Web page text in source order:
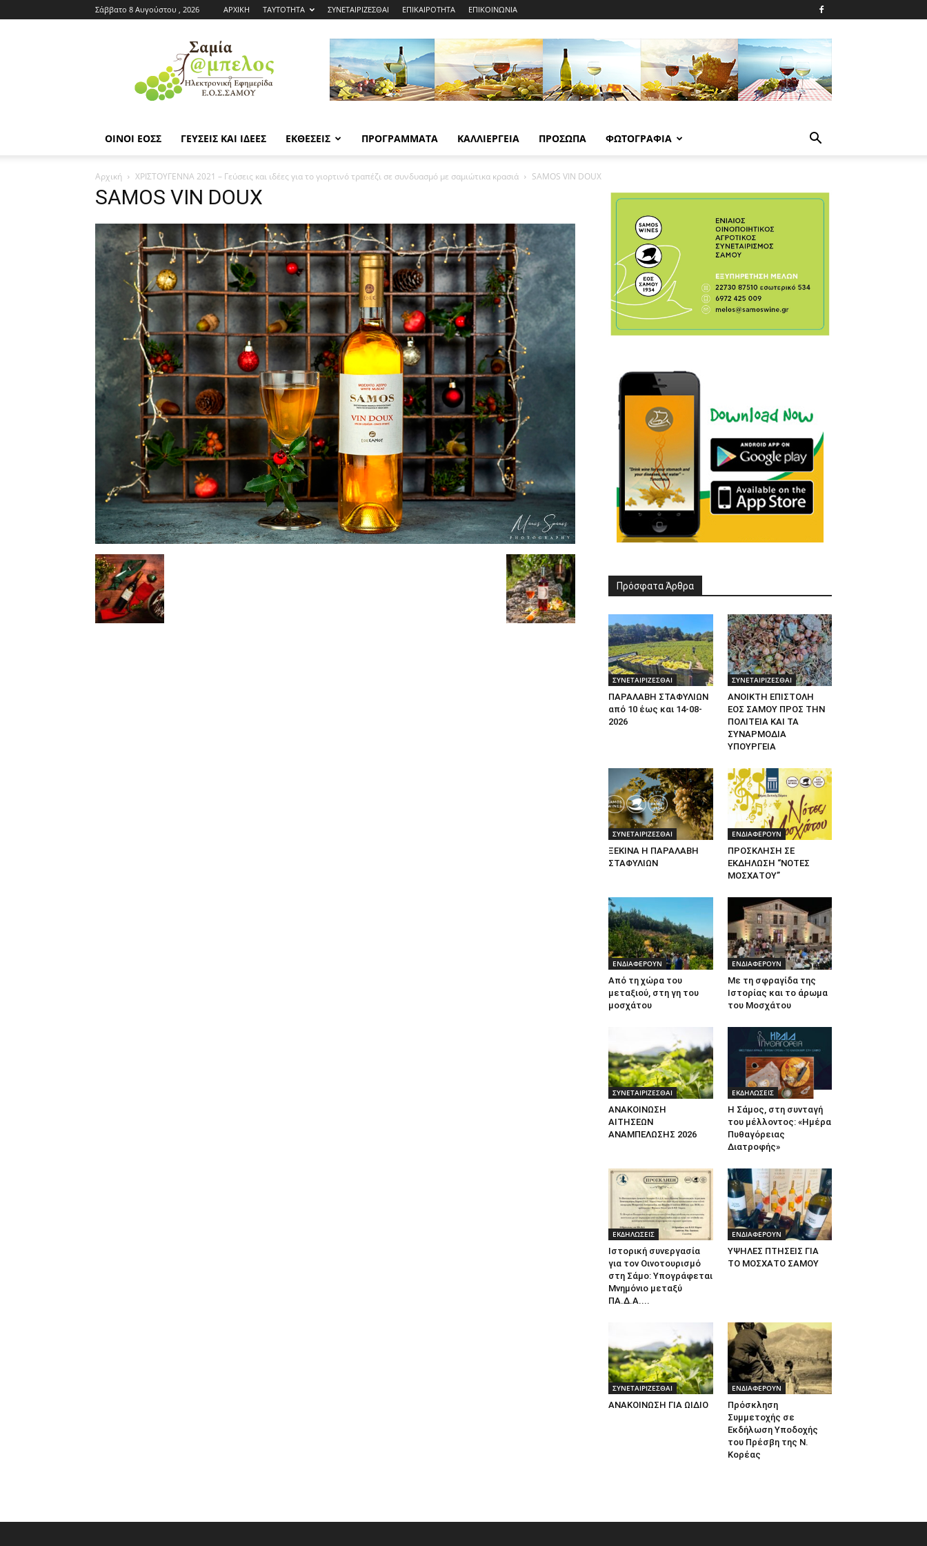
Σάββατο 8 Αυγούστου , 2026 ΑΡΧΙΚΗ ΤΑΥΤΟΤΗΤΑ ΣΥΝΕΤΑΙΡΙΖΕΣΘΑΙ ΕΠΙΚΑΙΡΟΤΗΤΑ ΕΠΙΚΟΙΝΩΝΙΑ
Εφημερίδα
ΕΟΣΣ
|
Σαμία
ΟΙΝΟΙ ΕΟΣΣ ΓΕΥΣΕΙΣ ΚΑΙ ΙΔΕΕΣ ΕΚΘΕΣΕΙΣ ΠΡΟΓΡΑΜΜΑΤΑ ΚΑΛΛΙΕΡΓΕΙΑ ΠΡΟΣΩΠΑ ΦΩΤΟΓΡΑΦΙΑ
Αρχική ΧΡΙΣΤΟΥΓΕΝΝΑ 2021 – Γεύσεις και ιδέες για το γιορτινό τραπέζι σε συνδυασμό με σαμιώτικα κρασιά SAMOS VIN DOUX
SAMOS VIN DOUX
Πρόσφατα Άρθρα
ΣΥΝΕΤΑΙΡΙΖΕΣΘΑΙ
ΠΑΡΑΛΑΒΗ ΣΤΑΦΥΛΙΩΝ
από 10 έως και 14-08-
2026
ΣΥΝΕΤΑΙΡΙΖΕΣΘΑΙ
ΑΝΟΙΚΤΗ ΕΠΙΣΤΟΛΗ
ΕΟΣ ΣΑΜΟΥ ΠΡΟΣ ΤΗΝ
ΠΟΛΙΤΕΙΑ ΚΑΙ ΤΑ
ΣΥΝΑΡΜΟΔΙΑ
ΥΠΟΥΡΓΕΙΑ
ΣΥΝΕΤΑΙΡΙΖΕΣΘΑΙ
ΞΕΚΙΝΑ Η ΠΑΡΑΛΑΒΗ
ΣΤΑΦΥΛΙΩΝ
ΕΝΔΙΑΦΕΡΟΥΝ
ΠΡΟΣΚΛΗΣΗ ΣΕ
ΕΚΔΗΛΩΣΗ “ΝΟΤΕΣ
ΜΟΣΧΑΤΟΥ”
ΕΝΔΙΑΦΕΡΟΥΝ
Από τη χώρα του
μεταξιού, στη γη του
μοσχάτου
ΕΝΔΙΑΦΕΡΟΥΝ
Με τη σφραγίδα της
Ιστορίας και το άρωμα
του Μοσχάτου
ΣΥΝΕΤΑΙΡΙΖΕΣΘΑΙ
ΑΝΑΚΟΙΝΩΣΗ
ΑΙΤΗΣΕΩΝ
ΑΝΑΜΠΕΛΩΣΗΣ 2026
ΕΚΔΗΛΩΣΕΙΣ
Η Σάμος, στη συνταγή
του μέλλοντος: «Ημέρα
Πυθαγόρειας
Διατροφής»
ΕΚΔΗΛΩΣΕΙΣ
Ιστορική συνεργασία
για τον Οινοτουρισμό
στη Σάμο: Υπογράφεται
Μνημόνιο μεταξύ
ΠΑ.Δ.Α....
ΕΝΔΙΑΦΕΡΟΥΝ
ΥΨΗΛΕΣ ΠΤΗΣΕΙΣ ΓΙΑ
ΤΟ ΜΟΣΧΑΤΟ ΣΑΜΟΥ
ΣΥΝΕΤΑΙΡΙΖΕΣΘΑΙ
ΑΝΑΚΟΙΝΩΣΗ ΓΙΑ ΩΙΔΙΟ
ΕΝΔΙΑΦΕΡΟΥΝ
Πρόσκληση
Συμμετοχής σε
Εκδήλωση Υποδοχής
του Πρέσβη της Ν.
Κορέας